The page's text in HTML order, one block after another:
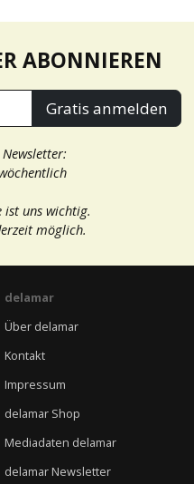
ABONNIEREN
Gratis anmelden
ist uns wichtig.
möglich.
delamar
Über delamar
Kontakt
Impressum
delamar Shop
Mediadaten delamar
delamar Newsletter